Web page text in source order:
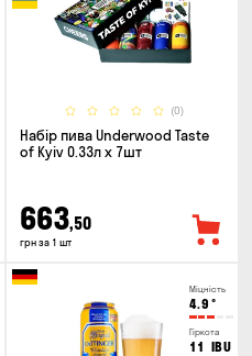
(0)
Набір пива Underwood Taste
of Kyiv 0.33л x 7шт
663,50
грн за 1 шт
Міцність
4.9 °
Гіркота
11 IBU